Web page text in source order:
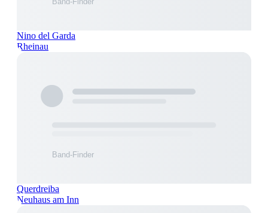
Nino del Garda
Rheinau
Querdreiba
Neuhaus am Inn